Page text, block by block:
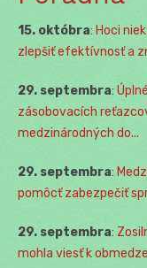
15. októbra: Hoci
zlepšiť efektívnosť a
29. septembra:
zásobovacích
medzinárodných do...
29. septembra:
pomôcť zabezpečiť
29. septembra:
mohla viesť k